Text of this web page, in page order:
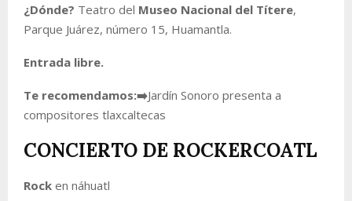
¿Dónde? Teatro del Museo Nacional del Títere,
Parque Juárez, número 15, Huamantla.
Entrada libre.
Te recomendamos:➡️Jardín Sonoro presenta a
compositores tlaxcaltecas
CONCIERTO DE ROCKERCOATL
Rock en náhuatl